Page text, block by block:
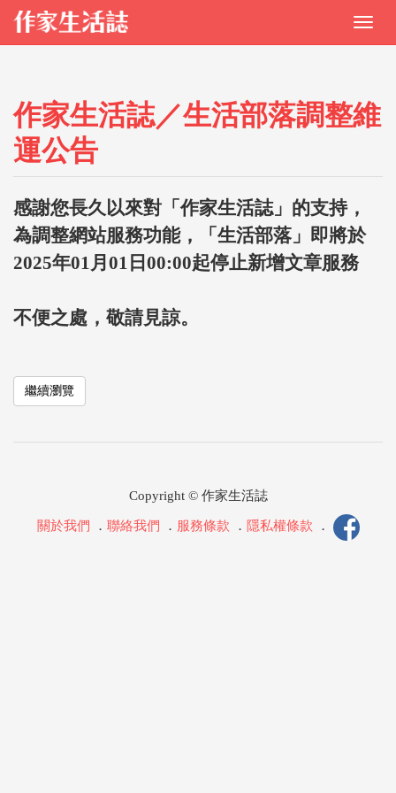
作家生活誌／生活部落調整維
運公告
感謝您長久以來對「作家生活誌」的支持，
為調整網站服務功能，「生活部落」即將於
2025年01月01日00:00起停止新增文章服務
不便之處，敬請見諒。
繼續瀏覽
Copyright © 作家生活誌
關於我們 ． 聯絡我們 ． 服務條款 ． 隱私權條款 ．